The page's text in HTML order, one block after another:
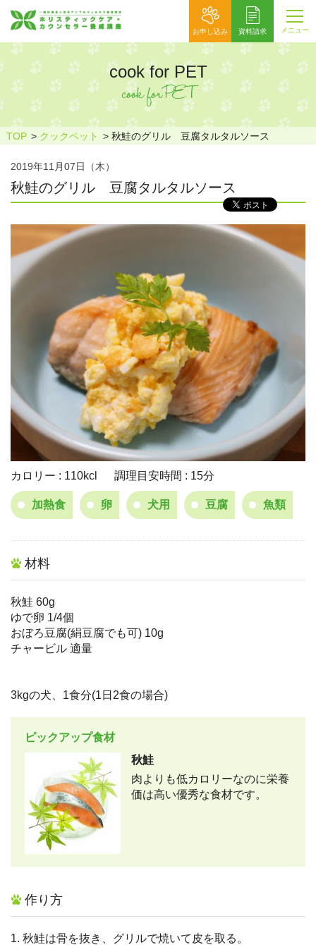
お申し込み 資料請求 メニュー
cook for PET
cook for PET
TOP クックペット 秋鮭のグリル 豆腐タルタルソース
2019年11月07日（木）
秋鮭のグリル 豆腐タルタルソース
カロリー : 110kcl 調理目安時間 : 15分
加熱食 卵 犬用 豆腐 魚類
材料
秋鮭 60g
ゆで卵 1/4個
おぼろ豆腐(絹豆腐でも可) 10g
チャービル 適量
3kgの犬、1食分(1日2食の場合)
ピックアップ食材
秋鮭
肉よりも低カロリーなのに栄養
価は高い優秀な食材です。
作り方
1. 秋鮭は骨を抜き、グリルで焼いて皮を取る。